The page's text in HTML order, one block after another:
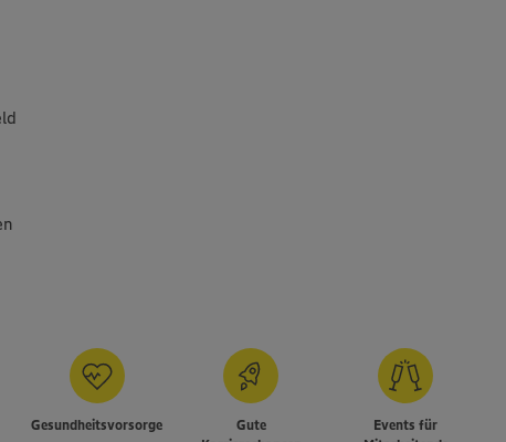
Gesundheitsvorsorge
Gute
Events für